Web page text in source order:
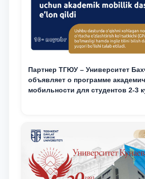
Партнер ТГЮУ – Университет
объявляет о программе
мобильности для студентов 2-3